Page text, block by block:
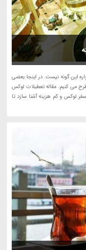
این گونه نیست. در اینجا بعضی
می کنیم. مقاله تعطیلات لوکس
لوکس و کم هزینه آشنا سازد تا